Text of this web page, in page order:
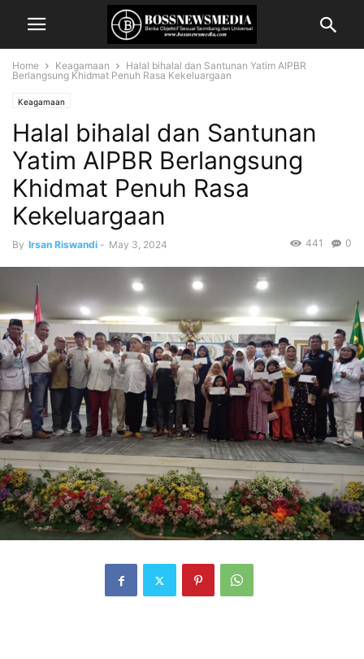
Home Keagamaan
Halal bihalal dan Santunan Yatim AIPBR
Berlangsung Khidmat Penuh Rasa Kekeluargaan
Keagamaan
Halal bihalal dan Santunan
Yatim AIPBR Berlangsung
Khidmat Penuh Rasa
Kekeluargaan
By Irsan Riswandi - May 3, 2024 0
441